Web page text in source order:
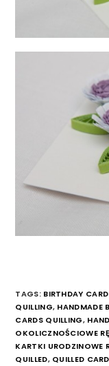
TAGS: BIRTHDAY
QUILLING, HANDMADE
CARDS QUILLING,
OKOLICZNOŚCIOWE
KARTKI URODZINOWE
QUILLED, QUILLED